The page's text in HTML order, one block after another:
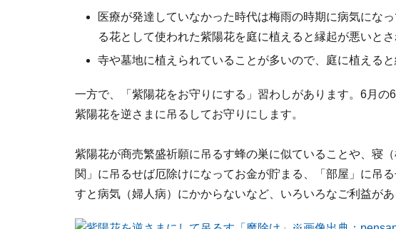
医療が発達していなかった時代は梅雨の時期に病気にな
る花として使われた紫陽花を庭に植えると縁起が悪いとさ
寺や墓地に植えられていることが多いので、庭に植える
一方で、「紫陽花をお守りにする」習わしがあります。6月
紫陽花を逆さまに吊るしてお守りにします。
紫陽花が商売繁盛祈願に吊るす蜂の巣に似ていることや、寝
関」に吊るせば厄除けになってお金が貯まる、「部屋」に吊
すと病気（婦人病）にかからないなど、いろいろなご利益が